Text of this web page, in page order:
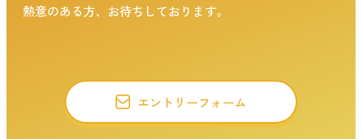
熱意のある方、お待ちしております。
エントリーフォーム